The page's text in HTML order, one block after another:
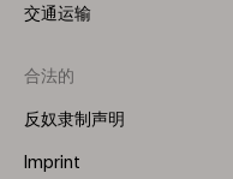
交通运输
合法的
反奴隶制声明
Imprint